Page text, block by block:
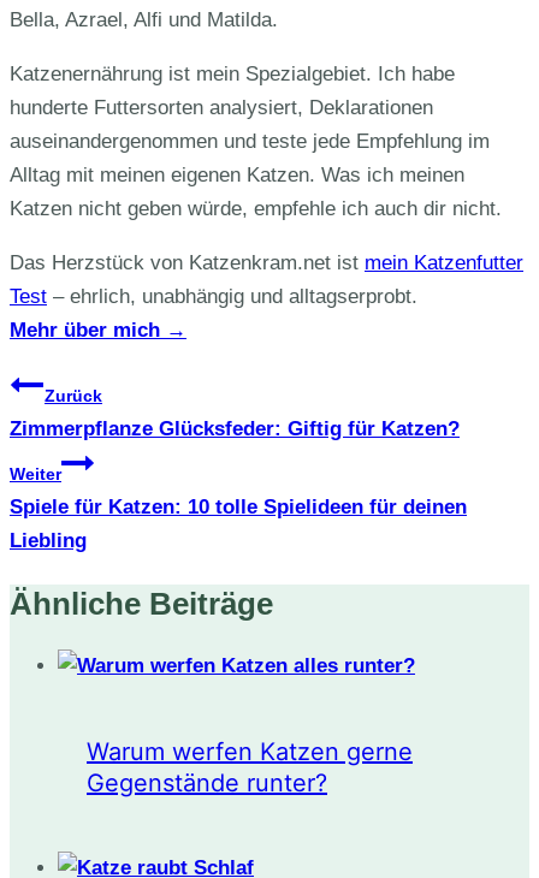
Bella, Azrael, Alfi und Matilda.
Katzenernährung ist mein Spezialgebiet. Ich habe
hunderte Futtersorten analysiert, Deklarationen
auseinandergenommen und teste jede Empfehlung im
Alltag mit meinen eigenen Katzen. Was ich meinen
Katzen nicht geben würde, empfehle ich auch dir nicht.
Das Herzstück von Katzenkram.net ist mein Katzenfutter
Test – ehrlich, unabhängig und alltagserprobt.
Mehr über mich →
Beitragsnavigation
Zurück
Zimmerpflanze Glücksfeder: Giftig für Katzen?
Weiter
Spiele für Katzen: 10 tolle Spielideen für deinen
Liebling
Ähnliche Beiträge
Warum werfen Katzen gerne
Gegenstände runter?